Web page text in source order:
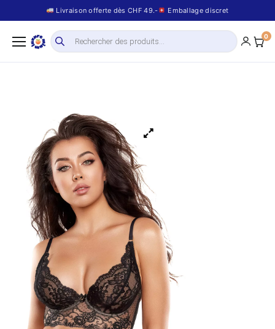
Livraison offerte dès CHF 49.- Emballage discret
0